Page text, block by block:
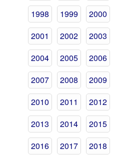
1998
1999
2000
2001
2002
2003
2004
2005
2006
2007
2008
2009
2010
2011
2012
2013
2014
2015
2016
2017
2018